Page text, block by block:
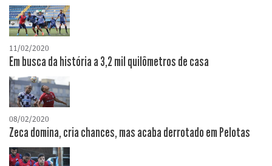
11/02/2020
Em busca da história a 3,2 mil quilômetros de casa
08/02/2020
Zeca domina, cria chances, mas acaba derrotado em Pelotas